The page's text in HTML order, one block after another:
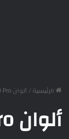
الرئيسية/ألوان Honor 90 Pro
ألوان Honor 90 Pro